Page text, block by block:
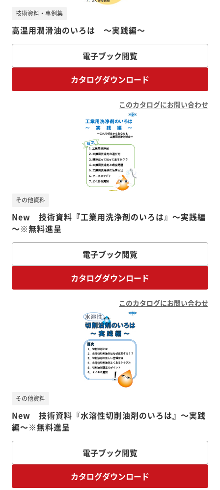
高温用潤滑油のいろは ～実践編～
技術資料・事例集
電子ブック閲覧
カタログダウンロード
このカタログにお問い合わせ
New 技術資料『工業用洗浄剤のいろは』～実践編
～※無料進呈
その他資料
電子ブック閲覧
カタログダウンロード
このカタログにお問い合わせ
New 技術資料『水溶性切削油剤のいろは』～実践
編～※無料進呈
その他資料
電子ブック閲覧
カタログダウンロード